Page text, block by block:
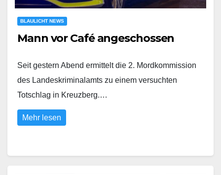
BLAULICHT NEWS
Mann vor Café angeschossen
Seit gestern Abend ermittelt die 2. Mordkommission
des Landeskriminalamts zu einem versuchten
Totschlag in Kreuzberg.…
Mehr lesen